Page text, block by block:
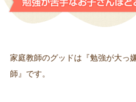
家庭教師のグッドは『勉強が大っ
師』です。